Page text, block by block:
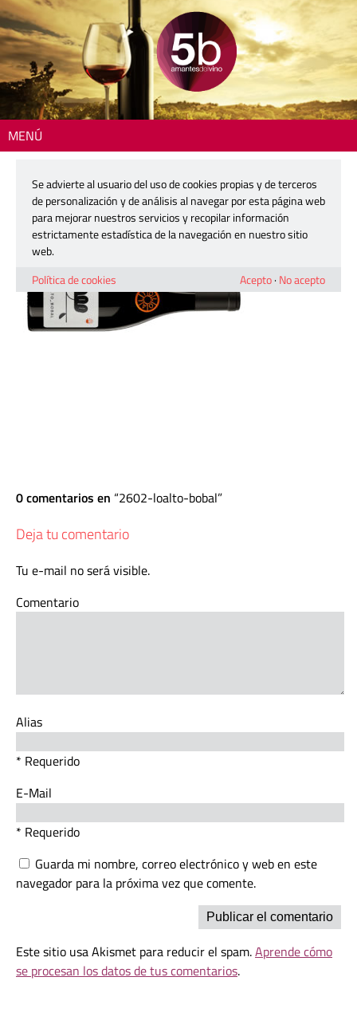
MENÚ
2602-loalto-bobal
8 enero, 2026
0 comentarios en 2602-loalto-bobal
Deja tu comentario
Tu e-mail no será visible.
Comentario
Alias
* Requerido
E-Mail
* Requerido
Guarda mi nombre, correo electrónico y web en este
navegador para la próxima vez que comente.
Este sitio usa Akismet para reducir el spam.Aprende cómo
se procesan los datos de tus comentarios.
Se advierte al usuario del uso de cookies propias y de terceros
de personalización y de análisis al navegar por esta página web
para mejorar nuestros servicios y recopilar información
estrictamente estadística de la navegación en nuestro sitio
web.
Política de cookies
Acepto· No acepto